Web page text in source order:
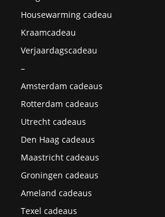
Housewarming cadeau
Kraamcadeau
Verjaardagscadeau
–
Amsterdam cadeaus
Rotterdam cadeaus
Utrecht cadeaus
Den Haag cadeaus
Maastricht cadeaus
Groningen cadeaus
Ameland cadeaus
Texel cadeaus